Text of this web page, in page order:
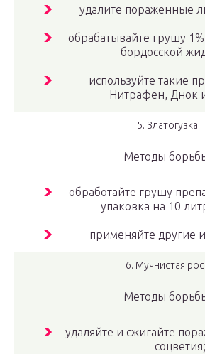
удалите пораженные
обрабатывайте грушу
бордосской
используйте такие
Нитрафен, Днок
5. Златогузка
Методы
обработайте грушу
упаковка на 10
применяйте другие
6. Мучнистая
Методы
удаляйте и сжигайте
соцветия;